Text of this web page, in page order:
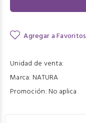
Agregar a Favoritos
Unidad de venta:
Marca: NATURA
Promoción: No aplica